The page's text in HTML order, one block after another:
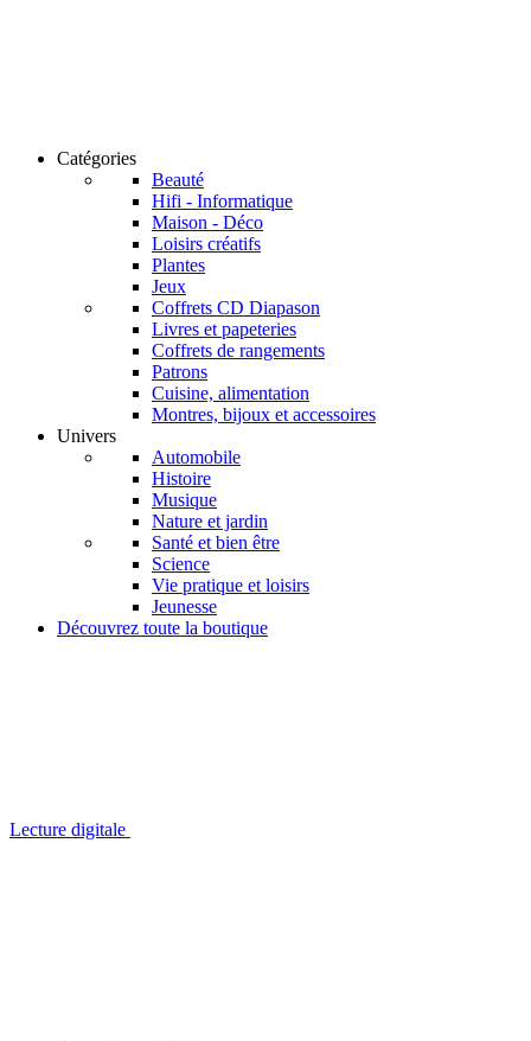
Catégories
Beauté
Hifi - Informatique
Maison - Déco
Loisirs créatifs
Plantes
Jeux
Coffrets CD Diapason
Livres et papeteries
Coffrets de rangements
Patrons
Cuisine, alimentation
Montres, bijoux et accessoires
Univers
Automobile
Histoire
Musique
Nature et jardin
Santé et bien être
Science
Vie pratique et loisirs
Jeunesse
Découvrez toute la boutique
Lecture digitale